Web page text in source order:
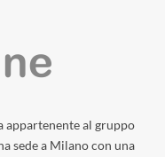
appartenente al gruppo
sede a Milano con una